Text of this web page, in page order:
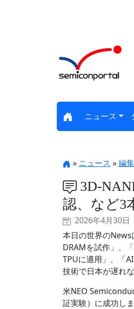
ニュース
» ニュース »編
3D-
認、など3
2026年4月30日
本日の世界のNews
DRAMを試作」、
TPUに適用」、「
技術で日本が遅れ
米NEO
証実験）に成功し